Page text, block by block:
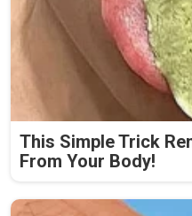
This Simple Trick
From Your Body!